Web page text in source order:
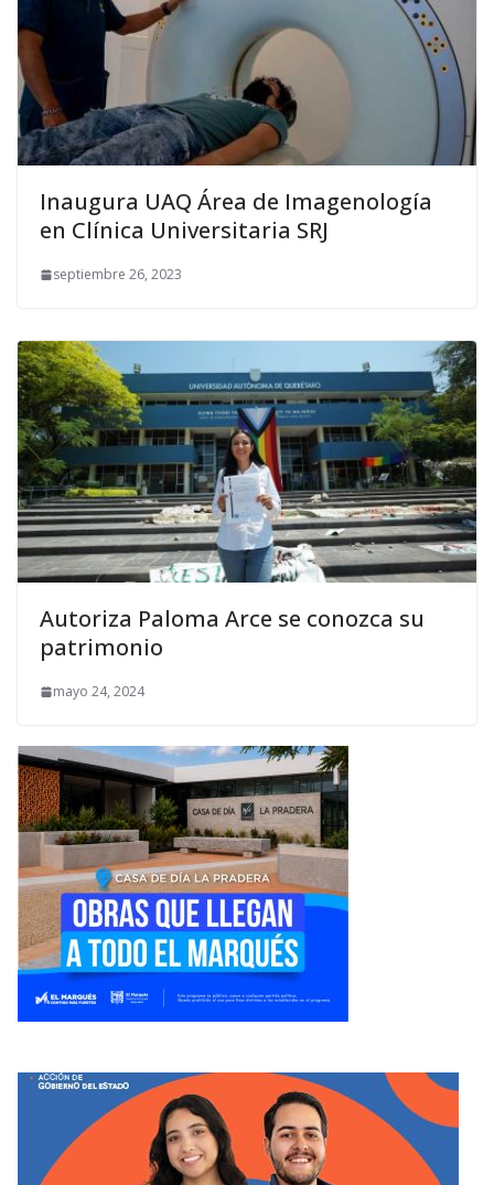
Inaugura UAQ Área de Imagenología
en Clínica Universitaria SRJ
septiembre 26, 2023
Autoriza Paloma Arce se conozca su
patrimonio
mayo 24, 2024